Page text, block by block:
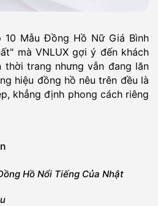
Mẫu Đồng Hồ Nữ Giá Bình
mà VNLUX gợi ý đến khách
thời trang nhưng vẫn đang lăn
hiệu đồng hồ nêu trên đều là
khẳng định phong cách riêng
Hồ Nổi Tiếng Của Nhật